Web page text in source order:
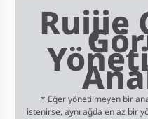
Ruijie
* Eğer yönetilmeyen bir
istenirse, aynı ağda en az bir